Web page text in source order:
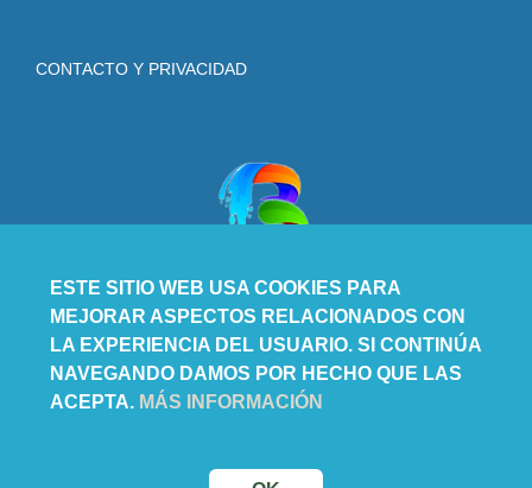
CONTACTO Y PRIVACIDAD
ESTE SITIO WEB USA COOKIES PARA
MEJORAR ASPECTOS RELACIONADOS CON
LA EXPERIENCIA DEL USUARIO. SI CONTINÚA
NAVEGANDO DAMOS POR HECHO QUE LAS
ACEPTA. MÁS INFORMACIÓN